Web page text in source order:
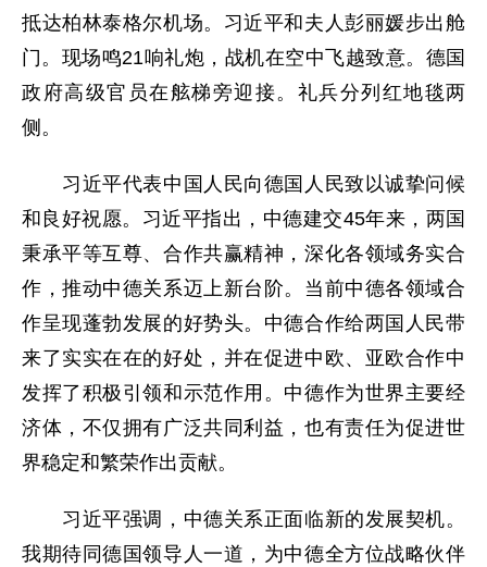
抵达柏林泰格尔机场。习近平和夫人彭丽媛步出舱
门。现场鸣21响礼炮，战机在空中飞越致意。德国
政府高级官员在舷梯旁迎接。礼兵分列红地毯两
侧。
习近平代表中国人民向德国人民致以诚挚问候
和良好祝愿。习近平指出，中德建交45年来，两国
秉承平等互尊、合作共赢精神，深化各领域务实合
作，推动中德关系迈上新台阶。当前中德各领域合
作呈现蓬勃发展的好势头。中德合作给两国人民带
来了实实在在的好处，并在促进中欧、亚欧合作中
发挥了积极引领和示范作用。中德作为世界主要经
济体，不仅拥有广泛共同利益，也有责任为促进世
界稳定和繁荣作出贡献。
习近平强调，中德关系正面临新的发展契机。
我期待同德国领导人一道，为中德全方位战略伙伴